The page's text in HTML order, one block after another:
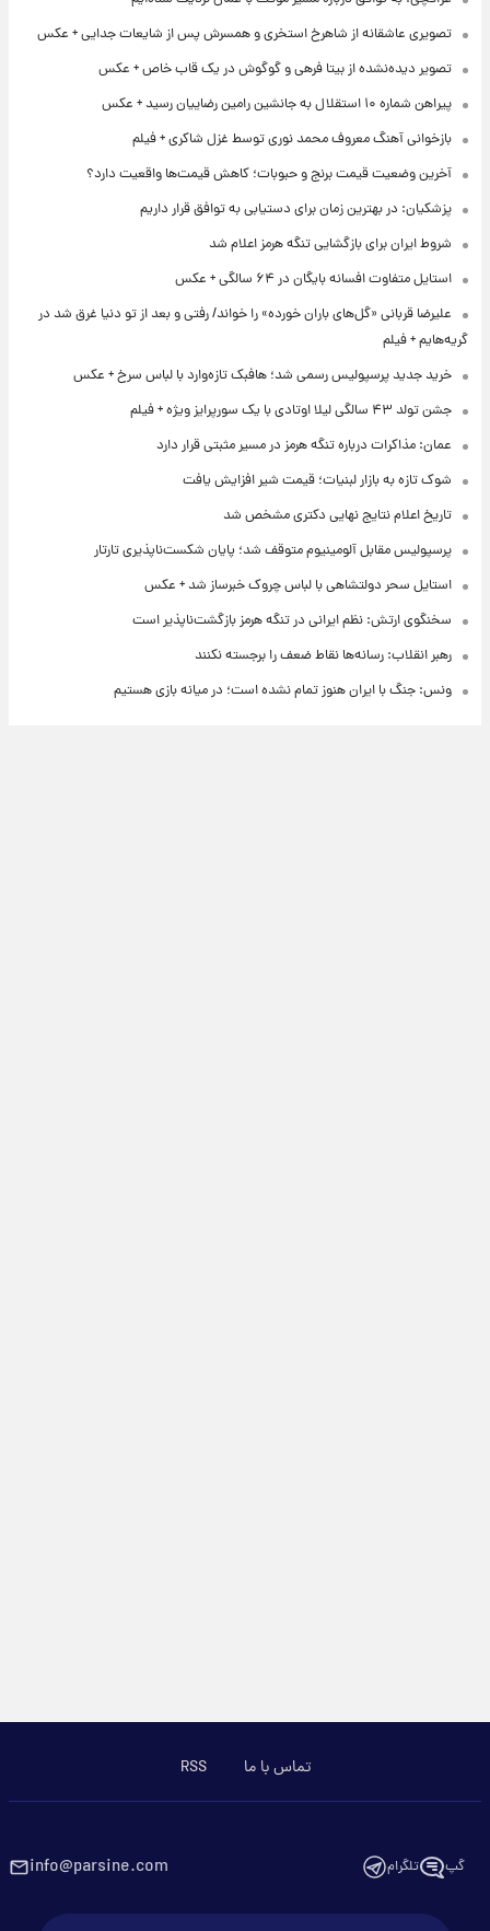
تصویری عاشقانه از شاهرخ استخری و همسرش پس از شایعات جدایی + عکس
تصویر دیده‌نشده از بیتا فرهی و گوگوش در یک قاب خاص + عکس
پیراهن شماره ۱۰ استقلال به جانشین رامین رضاییان رسید + عکس
بازخوانی آهنگ معروف محمد نوری توسط غزل شاکری + فیلم
آخرین وضعیت قیمت برنج و حبوبات؛ کاهش قیمت‌ها واقعیت دارد؟
پزشکیان: در بهترین زمان برای دستیابی به توافق قرار داریم
شروط ایران برای بازگشایی تنگه هرمز اعلام شد
استایل متفاوت افسانه بایگان در ۶۴ سالگی + عکس
علیرضا قربانی «گل‌های باران خورده» را خواند/ رفتی و بعد از تو دنیا غرق شد در
گریه‌هایم + فیلم
خرید جدید پرسپولیس رسمی شد؛ هافبک تازه‌وارد با لباس سرخ + عکس
جشن تولد ۴۳ سالگی لیلا اوتادی با یک سورپرایز ویژه + فیلم
عمان: مذاکرات درباره تنگه هرمز در مسیر مثبتی قرار دارد
شوک تازه به بازار لبنیات؛ قیمت شیر افزایش یافت
تاریخ اعلام نتایج نهایی دکتری مشخص شد
پرسپولیس مقابل آلومینیوم متوقف شد؛ پایان شکست‌ناپذیری تارتار
استایل سحر دولتشاهی با لباس چروک خبرساز شد + عکس
سخنگوی ارتش: نظم ایرانی در تنگه هرمز بازگشت‌ناپذیر است
رهبر انقلاب: رسانه‌ها نقاط ضعف را برجسته نکنند
ونس: جنگ با ایران هنوز تمام نشده است؛ در میانه بازی هستیم
تماس با ما RSS
گپ تلگرام info@parsine.com